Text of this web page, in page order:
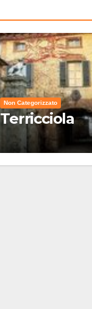
Non Categorizzato
Terricciola